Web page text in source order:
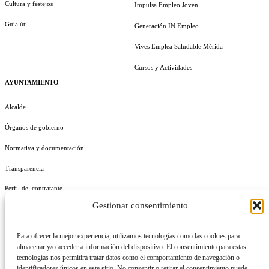
Gestionar consentimiento
Para ofrecer la mejor experiencia, utilizamos tecnologías como las cookies para
almacenar y/o acceder a información del dispositivo. El consentimiento para estas
tecnologías nos permitirá tratar datos como el comportamiento de navegación o
Cultura y festejos
Guía útil
AYUNTAMIENTO
Alcalde
Órganos de gobierno
Normativa y documentación
Transparencia
Perfil del contratante
Impulsa Empleo Joven
Generación IN Empleo
Vives Emplea Saludable Mérida
Cursos y Actividades